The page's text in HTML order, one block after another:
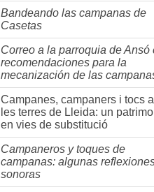
Bandeando las campanas de
Casetas
Correo a la parroquia de Ansó
recomendaciones para la
mecanización de las
Campanes, campaners i tocs a
les terres de Lleida: un
en vies de substitució
Campaneros y toques de
campanas: algunas
sonoras